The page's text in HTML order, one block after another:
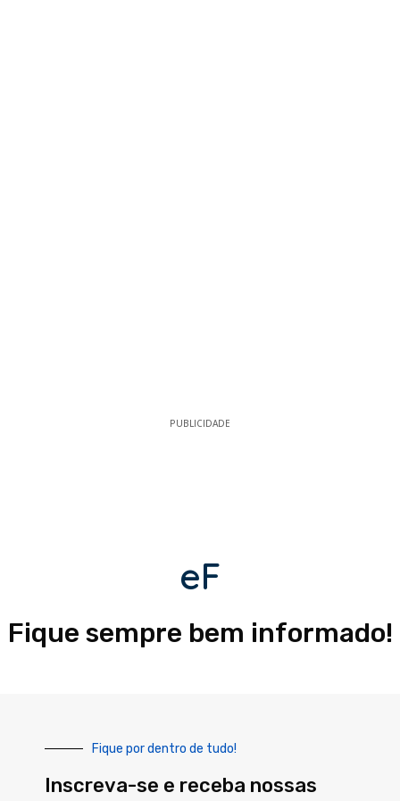
PUBLICIDADE
eF
Fique sempre bem informado!
Fique por dentro de tudo!
Inscreva-se e receba nossas